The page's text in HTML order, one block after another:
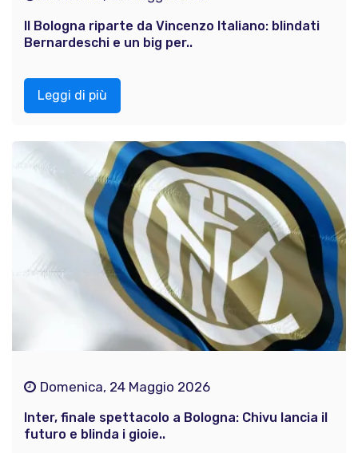
Il Bologna riparte da Vincenzo Italiano: blindati
Bernardeschi e un big per..
Leggi di più
Domenica, 24 Maggio 2026
Inter, finale spettacolo a Bologna: Chivu lancia il
futuro e blinda i gioie..